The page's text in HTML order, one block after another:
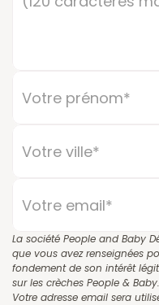
La société People and Baby
que vous avez renseignées
fondement de son intérêt
sur les crèches People & Baby.
Votre adresse email sera